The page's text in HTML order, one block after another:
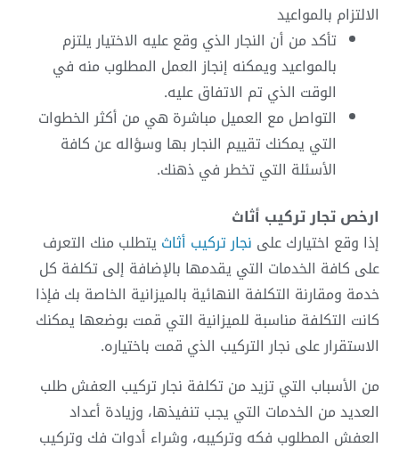
الالتزام بالمواعيد
تأكد من أن النجار الذي وقع عليه الاختيار يلتزم
بالمواعيد ويمكنه إنجاز العمل المطلوب منه في
الوقت الذي تم الاتفاق عليه.
التواصل مع العميل مباشرة هي من أكثر الخطوات
التي يمكنك تقييم النجار بها وسؤاله عن كافة
الأسئلة التي تخطر في ذهنك.
ارخص تجار تركيب أثاث
إذا وقع اختيارك على نجار تركيب أثاثيتطلب منك التعرف
على كافة الخدمات التي يقدمها بالإضافة إلى تكلفة كل
خدمة ومقارنة التكلفة النهائية بالميزانية الخاصة بك فإذا
كانت التكلفة مناسبة للميزانية التي قمت بوضعها يمكنك
الاستقرار على نجار التركيب الذي قمت باختياره.
من الأسباب التي تزيد من تكلفة نجار تركيب العفش طلب
العديد من الخدمات التي يجب تنفيذها، وزيادة أعداد
العفش المطلوب فكه وتركيبه، وشراء أدوات فك وتركيب